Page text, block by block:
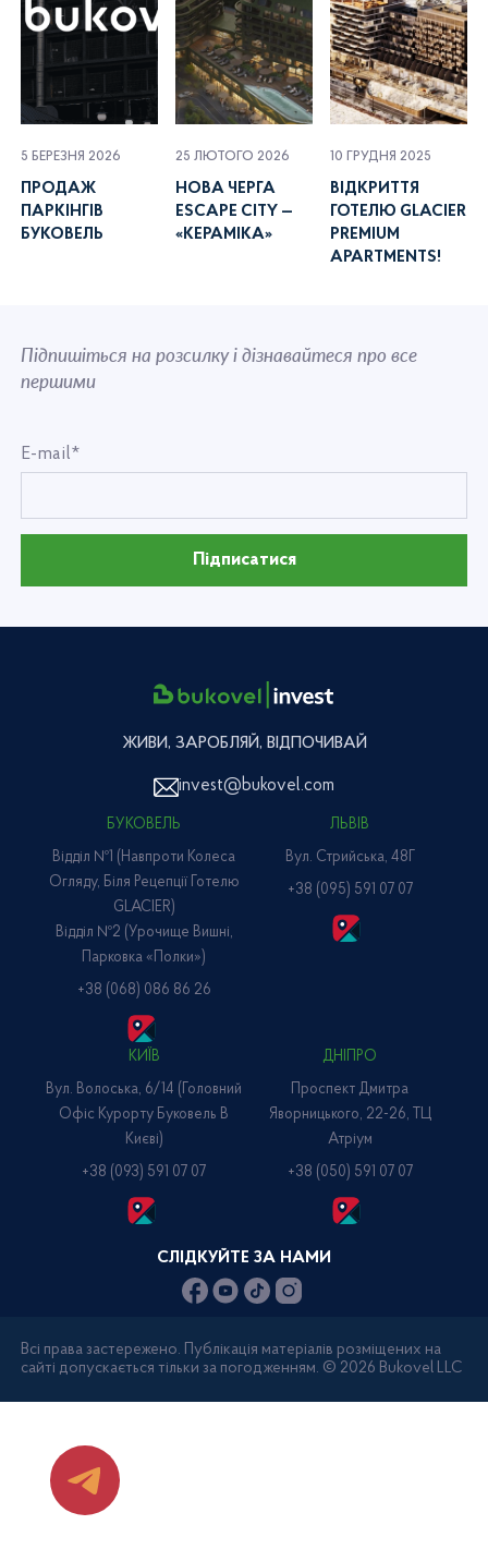
5 БЕРЕЗНЯ 2026
ПРОДАЖ
ПАРКІНГІВ
БУКОВЕЛЬ
25 ЛЮТОГО 2026
НОВА ЧЕРГА
ESCAPE CITY —
«КЕРАМІКА»
10 ГРУДНЯ 2025
ВІДКРИТТЯ
ГОТЕЛЮ GLACIER
PREMIUM
APARTMENTS!
Підпишіться на розсилку і дізнавайтеся про все
першими
E-mail*
Підписатися
ЖИВИ, ЗАРОБЛЯЙ, ВІДПОЧИВАЙ
invest@bukovel.com
БУКОВЕЛЬ
Відділ №1 (навпроти Колеса
Огляду, Біля Рецепції Готелю
GLACIER)
Відділ №2 (Урочище Вишні,
Парковка «Полки»)
+38 (068) 086 86 26
ЛЬВІВ
Вул. Стрийська, 48Г
+38 (095) 591 07 07
КИЇВ
Вул. Волоська, 6/14 (головний
Офіс Курорту Буковель В
Києві)
+38 (093) 591 07 07
ДНІПРО
Проспект Дмитра
Яворницького, 22-26, ТЦ
Атріум
+38 (050) 591 07 07
СЛІДКУЙТЕ ЗА НАМИ
Всі права застережено. Публікація матеріалів розміщених на
сайті допускається тільки за погодженням. © 2026 Bukovel LLC